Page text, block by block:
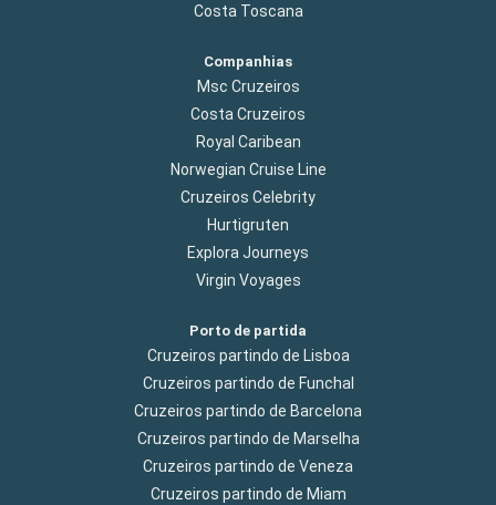
Costa Toscana
Companhias
Msc Cruzeiros
Costa Cruzeiros
Royal Caribean
Norwegian Cruise Line
Cruzeiros Celebrity
Hurtigruten
Explora Journeys
Virgin Voyages
Porto de partida
Cruzeiros partindo de Lisboa
Cruzeiros partindo de Funchal
Cruzeiros partindo de Barcelona
Cruzeiros partindo de Marselha
Cruzeiros partindo de Veneza
Cruzeiros partindo de Miam